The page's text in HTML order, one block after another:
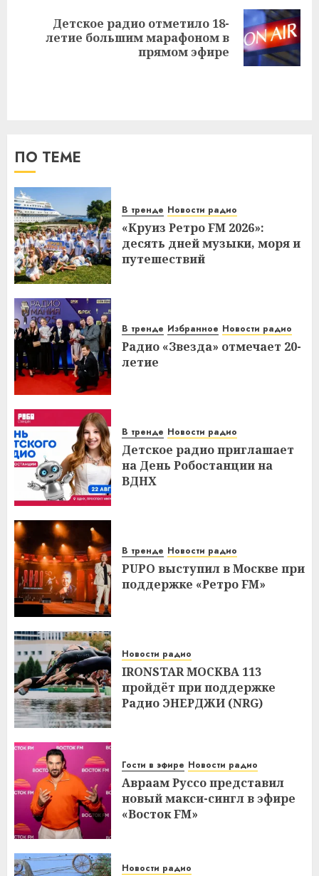
Следующая
Детское радио отметило 18-
летие большим марафоном в
прямом эфире
ПО ТЕМЕ
В тренде Новости радио
«Круиз Ретро FM 2026»:
десять дней музыки, моря и
путешествий
В тренде Избранное Новости радио
Радио «Звезда» отмечает 20-
летие
В тренде Новости радио
Детское радио приглашает
на День Робостанции на
ВДНХ
В тренде Новости радио
PUPO выступил в Москве при
поддержке «Ретро FM»
Новости радио
IRONSTAR МОСКВА 113
пройдёт при поддержке
Радио ЭНЕРДЖИ (NRG)
Гости в эфире Новости радио
Авраам Руссо представил
новый макси-сингл в эфире
«Восток FM»
Новости радио